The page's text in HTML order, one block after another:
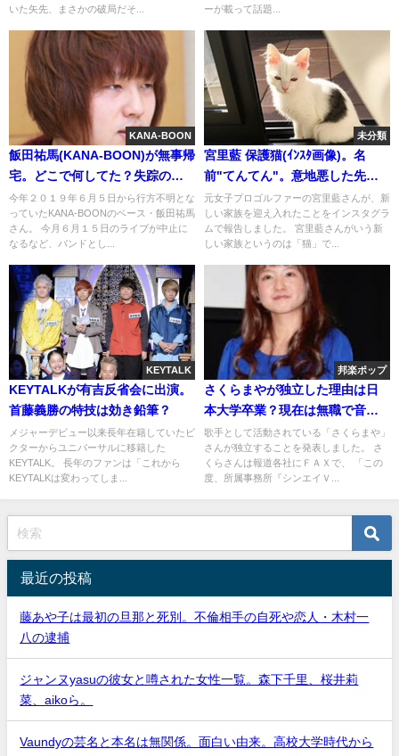
いた矢先、まさかの破局だそ...
ーが載って話題...
KANA-BOON
飯田祐馬(KANA-BOON)が無事帰
宅。どこで何してた？失踪の理
由と激怒
今年２０１９年６月５日から行方不明とな
っていたKANA-BOONのベース・飯田祐馬
さん。 今月６月１５日のライブが中止に
なるなど、バンドとし...
未分類
宮里藍 保護猫(ｲﾝｽﾀ画像)。名
前"てんてん"。意地悪した先輩
は誰?
元女子プロゴルファーの宮里藍さんが、新
しい家族を迎え入れたことをインスタグラ
ムで報告しました。 宮里藍さんがいう新
しい家族というのは「猫」で...
KEYTALK
KEYTALKが有吉反省会に出演。
首藤義勝の特技は効き鉛筆？
メジャーデビュー以来長年在籍していたビ
クターからユニバーサルに移籍した
KEYTALK。 長年のファンは「これから
KEYTALKは変わってしま...
邦楽ポップ
さくらまやが独立した理由は日
本大学卒業？現在は無職で音楽
活動停止
歌手として活動されている「さくらまや」
さんが独立することを発表しました。 さ
くらさんは報道各社にＦＡＸで、 「この
度、所属事務所『シンエイＶ...
最近の投稿
藤あや子は最初の旦那と死別。不倫相手の自死や恋人・木村一
八の逮捕
ジャンヌyasuの彼女と噂された女性一覧。森下千里、桜井莉
菜、aikoら。
Vaundyの芸名と本名は無関係。面白い由来。高校大学時代から